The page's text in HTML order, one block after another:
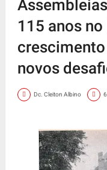
115 anos
novos
Dc. Cleiton Albino